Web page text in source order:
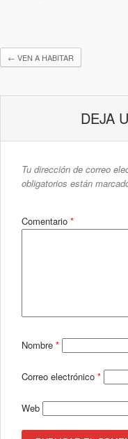
← VEN A HABITAR
DEJA
Tu dirección de correo
obligatorios están
Comentario *
Nombre *
Correo electrónico *
Web